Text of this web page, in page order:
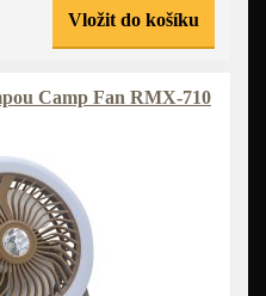
Vložit do košíku
Camp Fan RMX-710